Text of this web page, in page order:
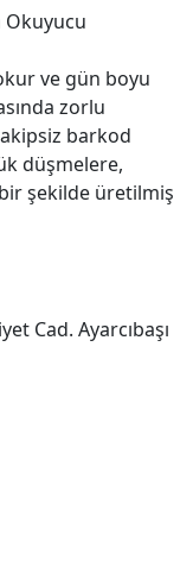
Okuyucu
ve gün boyu
zorlu
barkod
düşmelere,
şekilde üretilmiş
Cad. Ayarcıbaşı